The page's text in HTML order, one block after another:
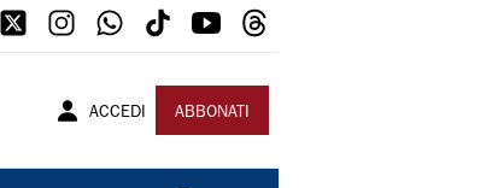
ACCEDI ABBONATI